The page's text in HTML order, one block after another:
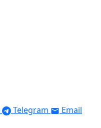
Telegram Email